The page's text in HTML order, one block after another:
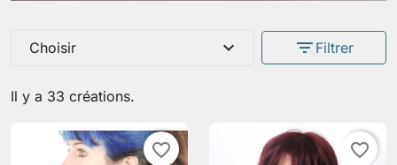
Il y a 33 créations.
Choisir expand_more filter_list Filtrer
favorite_border favorite_border